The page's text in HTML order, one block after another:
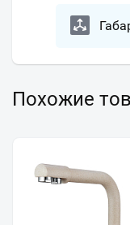
Похожие